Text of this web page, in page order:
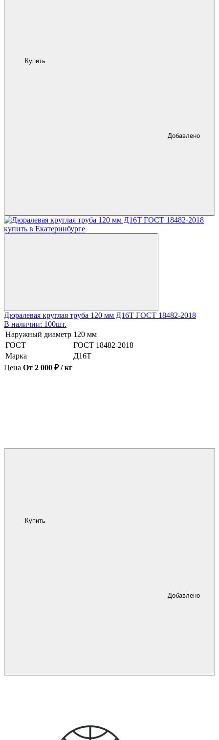
Купить
Добавлено
Дюралевая круглая труба 120 мм Д16Т ГОСТ 18482-2018
В наличии: 100шт.
Наружный диаметр 120 мм
ГОСТ
ГОСТ 18482-2018
Марка
Д16Т
Цена От 2 000 ₽ / кг
Купить
Добавлено